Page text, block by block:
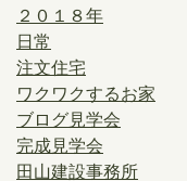
２０１８年
日常
注文住宅
ワクワクするお家
ブログ見学会
完成見学会
田山建設事務所